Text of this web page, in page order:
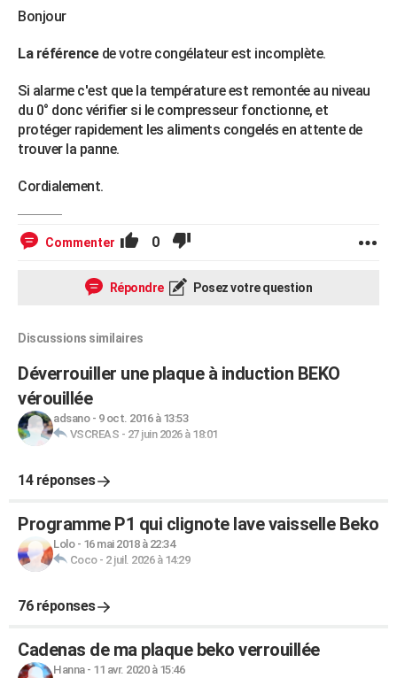
Dictionnaire
Biographies
Citations
Expressions
Proverbes
PROGRAMME TV
COPAINS D'AVANT
AVIS DE DÉCÈS
FORUM
Bricolage
Lifestyle
Culture
Sport
Auto
Television
Voyage
Cinema
Bonjour
La référence de votre congélateur est incomplète.
Si alarme c'est que la température est remontée au niveau
du 0° donc vérifier si le compresseur fonctionne, et
protéger rapidement les aliments congelés en attente de
trouver la panne.
Cordialement.
Commenter 0
Répondre Posez votre question
Discussions similaires
Déverrouiller une plaque à induction BEKO
vérouillée
adsano- 9 oct. 2016 à 13:53
VSCREAS - 27 juin 2026 à 18:01
14 réponses
Programme P1 qui clignote lave vaisselle Beko
Lolo- 16 mai 2018 à 22:34
Coco- 2 juil. 2026 à 14:29
76 réponses
Cadenas de ma plaque beko verrouillée
Hanna- 11 avr. 2020 à 15:46